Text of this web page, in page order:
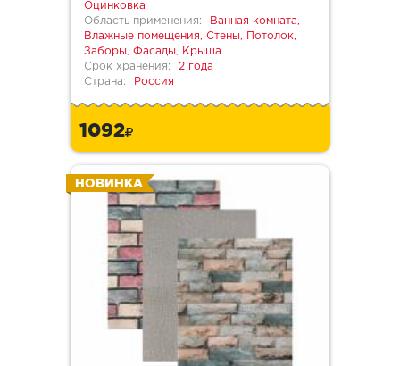
Оцинковка
Область применения:
Ванная комната,
Влажные помещения, Стены, Потолок,
Заборы, Фасады, Крыша
Срок хранения:
2 года
Страна:
Россия
1092
НОВИНКА